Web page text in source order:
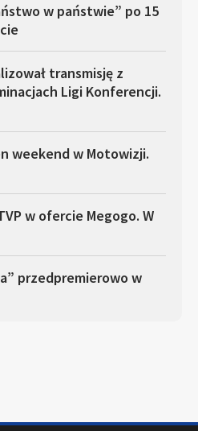
w państwie” po 15
transmisję z
Ligi Konferencji.
weekend w Motowizji.
w ofercie Megogo. W
przedpremierowo w